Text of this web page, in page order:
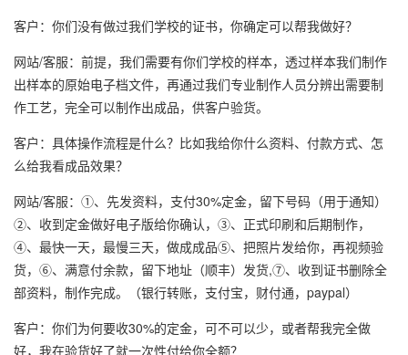
客户：你们没有做过我们学校的证书，你确定可以帮我做好？
网站/客服：前提，我们需要有你们学校的样本，透过样本我们制作
出样本的原始电子档文件，再通过我们专业制作人员分辨出需要制
作工艺，完全可以制作出成品，供客户验货。
客户：具体操作流程是什么？比如我给你什么资料、付款方式、怎
么给我看成品效果？
网站/客服：①、先发资料，支付30%定金，留下号码（用于通知）
②、收到定金做好电子版给你确认，③、正式印刷和后期制作，
④、最快一天，最慢三天，做成成品⑤、把照片发给你，再视频验
货，⑥、满意付余款，留下地址（顺丰）发货,⑦、收到证书删除全
部资料，制作完成。（银行转账，支付宝，财付通，paypal）
客户：你们为何要收30%的定金，可不可以少，或者帮我完全做
好，我在验货好了就一次性付给你全额？